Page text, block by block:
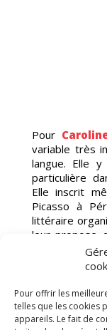
Pour offrir les
telles que les cookies
appareils. Le fait de
Pour
variable très
langue. Elle
particulière
Elle inscrit
Picasso à
littéraire
leur propose
Walking Dead
Tourriol qui